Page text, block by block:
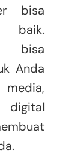
bisa
baik.
Anda